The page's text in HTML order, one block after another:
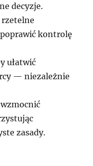
decyzje.
kontrolę
ułatwić
— niezależnie
zasady.